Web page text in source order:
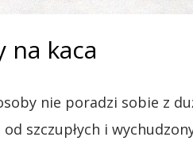
na kaca
nie poradzi sobie z
szczupłych i